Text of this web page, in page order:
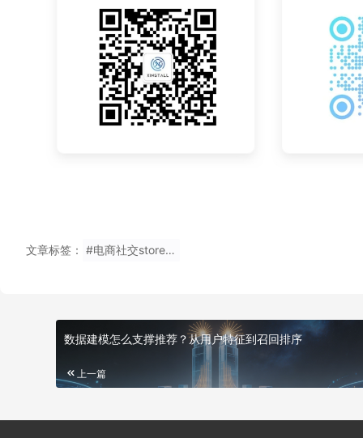
文章标签： #电商社交storestore不用写推广码下载
数据建模怎么支撑推荐？从用户特征到召回排序
上一篇